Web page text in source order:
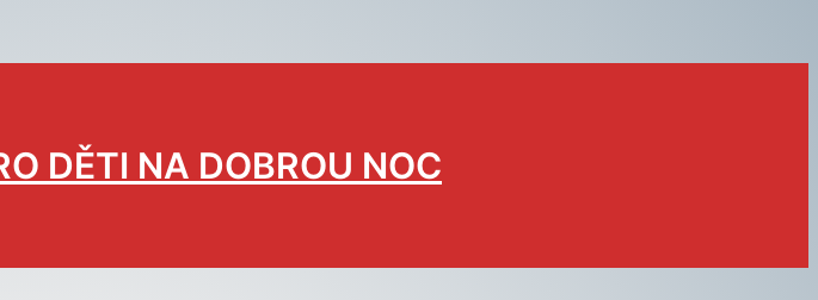
DĚTI NA DOBROU NOC